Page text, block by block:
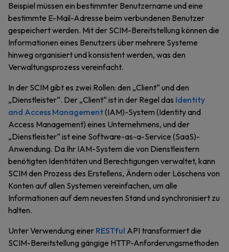
Beispiel müssen ein bestimmter Benutzername und eine
bestimmte E-Mail-Adresse beim verbundenen Benutzer
gespeichert werden. Mit der SCIM-Bereitstellung können die
Informationen eines Benutzers über mehrere Systeme
hinweg organisiert und konsistent werden, was den
Verwaltungsprozess vereinfacht.
In der SCIM gibt es zwei Rollen: den „Client“ und den
„Dienstleister“. Der „Client“ ist in der Regel das Identity
and Access Management(IAM)-System (Identity and
Access Management) eines Unternehmens, und der
„Dienstleister“ ist eine Software-as-a-Service (SaaS)-
Anwendung. Da Ihr IAM-System die von Dienstleistern
benötigten Identitäten und Berechtigungen verwaltet, kann
SCIM den Prozess des Erstellens, Ändern oder Löschens von
Konten auf allen Systemen vereinfachen, um alle
Informationen auf dem neuesten Stand und synchronisiert zu
halten.
Unter Verwendung einer RESTful API transformiert die
SCIM-Bereitstellung gängige HTTP-Anforderungsmethoden